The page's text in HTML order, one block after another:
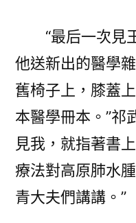
“最后一次見
他送新出的醫學
舊椅子上，膝蓋
本醫學冊本。”祁
見我，就指著書
療法對高原肺水
青大夫們講講。”